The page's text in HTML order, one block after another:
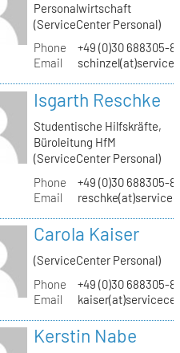
Personalwirtschaft
(ServiceCenter Personal)
Phone
+49 (0)30 688305-
Email
Isgarth Reschke
Studentische Hilfskräfte,
Büroleitung HfM
(ServiceCenter Personal)
Phone
+49 (0)30 688305-
Email
Carola Kaiser
(ServiceCenter Personal)
Phone
+49 (0)30 688305-
Email
Kerstin Nabe